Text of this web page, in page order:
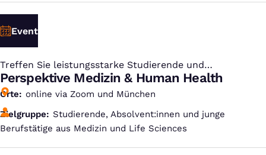
Event
Treffen Sie leistungsstarke Studierende und
Absolvent:innen
:
Perspektive Medizin & Human Health
Orte
online via Zoom und München
Zielgruppe
Studierende, Absolvent:innen und junge
Berufstätige aus Medizin und Life Sciences